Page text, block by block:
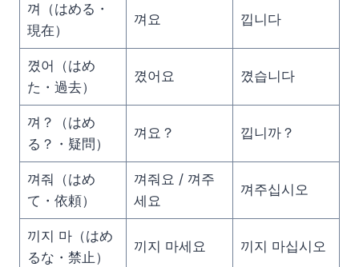
껴（はめる・
現在）
껴요 낍니다
꼈어（はめ
た・過去）
꼈어요 꼈습니다
껴？（はめ
る？・疑問）
껴요？ 낍니까？
껴줘（はめ
て・依頼）
껴줘요 / 껴주
세요
껴주십시오
끼지 마（はめ
るな・禁止）
끼지 마세요 끼지 마십시오